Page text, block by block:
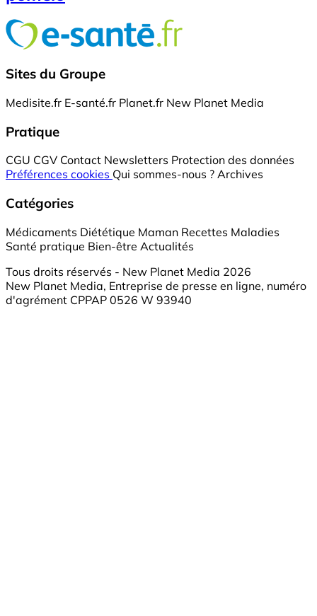
Sites du Groupe
Medisite.fr E-santé.fr Planet.fr New Planet Media
Pratique
CGU CGV Contact Newsletters Protection des données
Préférences cookies Qui sommes-nous ? Archives
Catégories
Médicaments Diététique Maman Recettes Maladies
Santé pratique Bien-être Actualités
Tous droits réservés - New Planet Media 2026
New Planet Media, Entreprise de presse en ligne, numéro
d'agrément CPPAP 0526 W 93940